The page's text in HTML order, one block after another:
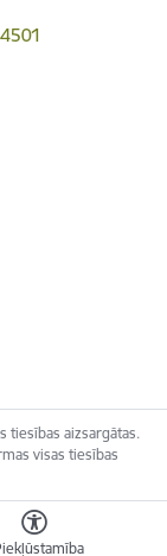
tiesības aizsargātas.
visas tiesības